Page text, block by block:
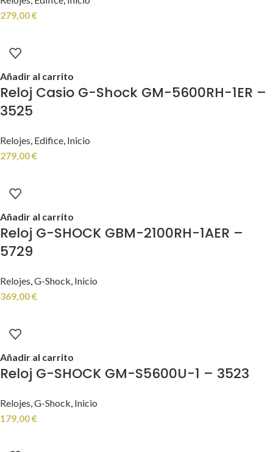
279,00€
Añadir al carrito
Reloj Casio G-Shock GM-5600RH-1ER –
3525
Relojes, Edifice, Inicio
279,00€
Añadir al carrito
Reloj G-SHOCK GBM-2100RH-1AER –
5729
Relojes,G-Shock, Inicio
369,00€
Añadir al carrito
Reloj G-SHOCK GM-S5600U-1 – 3523
Relojes,G-Shock, Inicio
179,00€